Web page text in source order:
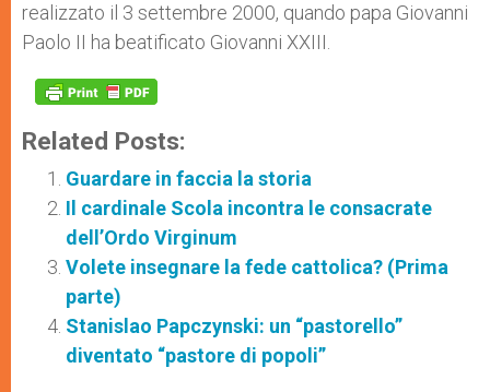
realizzato il 3 settembre 2000, quando papa Giovanni
Paolo II ha beatificato Giovanni XXIII.
Related Posts:
Guardare in faccia la storia
Il cardinale Scola incontra le consacrate
dell’Ordo Virginum
Volete insegnare la fede cattolica? (Prima
parte)
Stanislao Papczynski: un “pastorello”
diventato “pastore di popoli”